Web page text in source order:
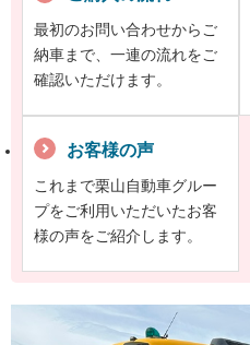
最初のお問い合わせからご
納車まで、一連の流れをご
確認いただけます。
お客様の声
これまで栗山自動車グルー
プをご利用いただいたお客
様の声をご紹介します。